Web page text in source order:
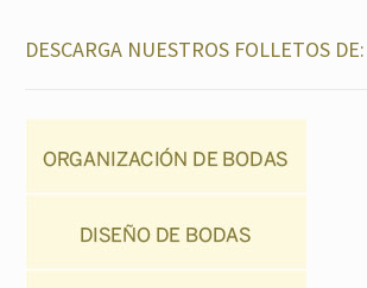
DESCARGA NUESTROS FOLLETOS DE: